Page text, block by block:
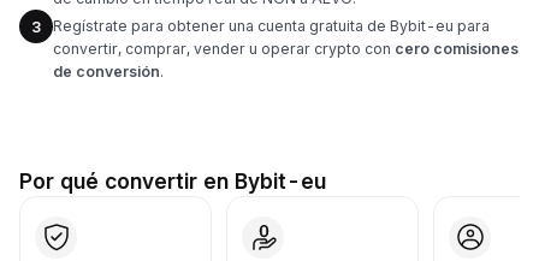
3
Regístrate para obtener una cuenta gratuita de Bybit-eu para
convertir, comprar, vender u operar crypto con cero comisiones
de conversión.
Por qué convertir en Bybit-eu